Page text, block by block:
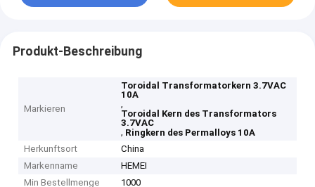
Produkt-Beschreibung
Markieren
Toroidal Transformatorkern 3.7VAC
10A
,
Toroidal Kern des Transformators
3.7VAC
, Ringkern des Permalloys 10A
Herkunftsort
China
Markenname
HEMEI
Min Bestellmenge
1000